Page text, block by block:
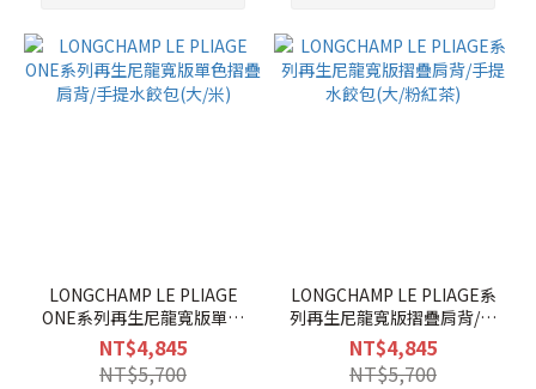
LONGCHAMP LE PLIAGE
ONE系列再生尼龍寬版單色
摺疊肩背/手提水餃包(大/米)
NT$4,845
NT$5,700
LONGCHAMP LE PLIAGE系
列再生尼龍寬版摺疊肩背/手
提水餃包(大/粉紅茶)
NT$4,845
NT$5,700